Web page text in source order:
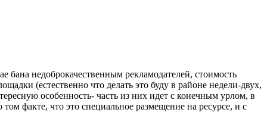
бана недоброкачественным рекламодателей, стоимость
(естественно что делать это буду в районе недели-двух,
особенность- часть из них идет с конечным урлом, в
факте, что это специальное размещение на ресурсе, и с